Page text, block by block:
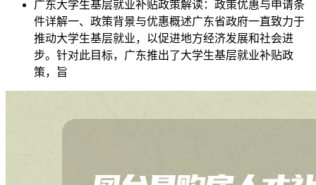
广东大学生基层就业补贴政策解读：政策优惠与申请条
件详解一、政策背景与优惠概述广东省政府一直致力于
推动大学生基层就业，以促进地方经济发展和社会进
步。针对此目标，广东推出了大学生基层就业补贴政
策，旨